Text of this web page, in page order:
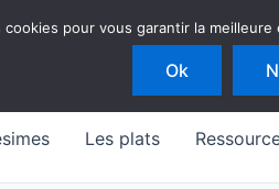
Les plats
pour vous garantir la
Ok